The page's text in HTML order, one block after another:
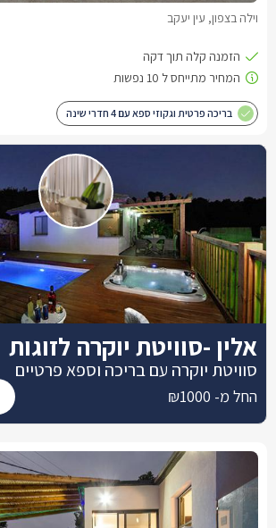
וילה בצפון, עין יעקב
בריכה פרטית וגקוזי ספא עם 4 חדרי שינה
אלין -סוויטת יוקרה לזוגות
סוויטת יוקרה עם בריכה וספא פרטיים
החל מ- ₪1000